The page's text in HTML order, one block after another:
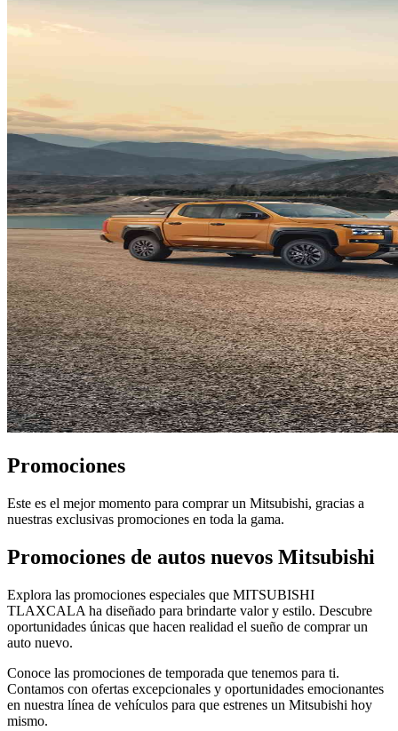
Promociones
Este es el mejor momento para comprar un Mitsubishi, gracias a
nuestras exclusivas promociones en toda la gama.
Promociones de autos nuevos Mitsubishi
Explora las promociones especiales que MITSUBISHI
TLAXCALA ha diseñado para brindarte valor y estilo. Descubre
oportunidades únicas que hacen realidad el sueño de comprar un
auto nuevo.
Conoce las promociones de temporada que tenemos para ti.
Contamos con ofertas excepcionales y oportunidades emocionantes
en nuestra línea de vehículos para que estrenes un Mitsubishi hoy
mismo.